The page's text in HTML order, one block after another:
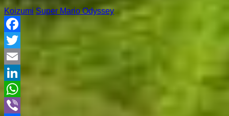
Koizumi Super Mario Odyssey
Facebook
Twitter
Email
LinkedIn
WhatsApp